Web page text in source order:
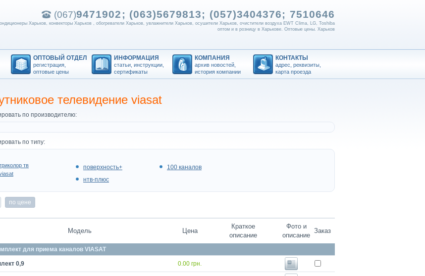
(067)9471902; (063)5679813; (057)3404376; 7510646
Харьков, конвекторы Харьков , обогреватели Харьков, увлажнители Харьков, осушители Харьков, очистители воздуха EWT Clima, LG, Toshiba
оптом и в розницу в Харькове. Оптовые цены. Харьков
ОПТОВЫЙ ОТДЕЛ
регистрация,
оптовые цены
ИНФОРМАЦИЯ
статьи, инструкции,
сертификаты
КОМПАНИЯ
архив новостей,
история компании
КОНТАКТЫ
адрес, реквизиты,
карта проезда
телевидение viasat
по производителю:
по типу:
тв
поверхность+
нтв-плюс
100 каналов
по цене
Модель Цена
Краткое
описание
Фото и
описание
Заказ
для приема каналов VIASAT
0,9 0.00